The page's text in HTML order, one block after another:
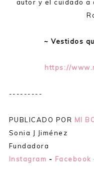
autor y el cuidado a
~ Vestidos
https://
---------
PUBLICADO POR MI
Sonia J Jiménez
Fundadora
Instagram - Facebook